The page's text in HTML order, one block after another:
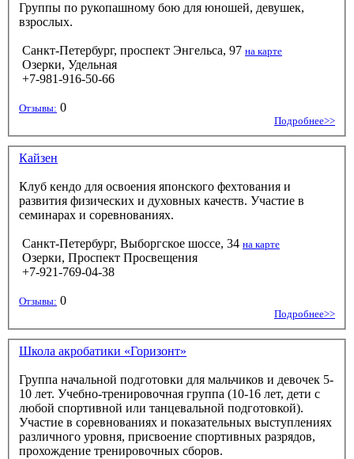
Группы по рукопашному бою для юношей, девушек,
взрослых.
Санкт-Петербург, проспект Энгельса, 97 на карте
Озерки, Удельная
+7-981-916-50-66
Отзывы: 0
Подробнее>>
Кайзен
Клуб кендо для освоения японского фехтования и
развития физических и духовных качеств. Участие в
семинарах и соревнованиях.
Санкт-Петербург, Выборгское шоссе, 34 на карте
Озерки, Проспект Просвещения
+7-921-769-04-38
Отзывы: 0
Подробнее>>
Школа акробатики «Горизонт»
Группа начальной подготовки для мальчиков и девочек 5-
10 лет. Учебно-тренировочная группа (10-16 лет, дети с
любой спортивной или танцевальной подготовкой).
Участие в соревнованиях и показательных выступлениях
различного уровня, присвоение спортивных разрядов,
прохождение тренировочных сборов.